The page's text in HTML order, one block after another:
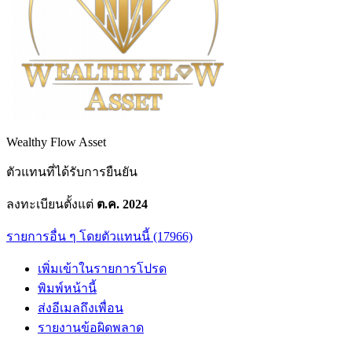
Wealthy Flow Asset
ตัวแทนที่ได้รับการยืนยัน
ลงทะเบียนตั้งแต่ ต.ค. 2024
รายการอื่น ๆ โดยตัวแทนนี้ (17966)
เพิ่มเข้าในรายการโปรด
พิมพ์หน้านี้
ส่งอีเมลถึงเพื่อน
รายงานข้อผิดพลาด